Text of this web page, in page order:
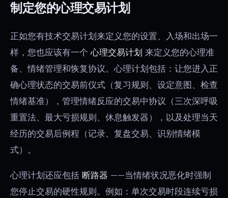
制定您的心理交易计划
正如您有技术交易计划来定义您的设置、入场和出场一
样，您也应该有一个心理交易计划 来定义您的心理准
备、情绪管理和恢复协议。心理计划包括：让您进入正
确心理状态的交易前仪式（复习规则、设定意图、检查
情绪基准），管理情绪反应的交易中协议（三次深呼吸
重置法、最大亏损规则、休息触发器），以及处理当天
经历的交易后例程（记录、复盘交易、识别情绪模
式）。
心理计划还应包括 断路器 ——当情绪状况恶化时强制
您停止交易的硬性规则。例如：单次交易时段连续亏损